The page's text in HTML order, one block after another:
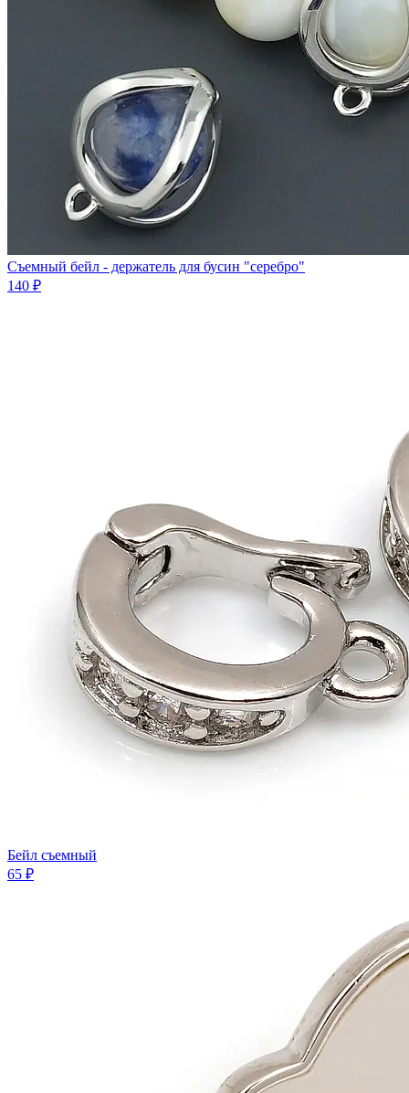
Съемный бейл - держатель для бусин "серебро"
140 ₽
Бейл съемный
65 ₽